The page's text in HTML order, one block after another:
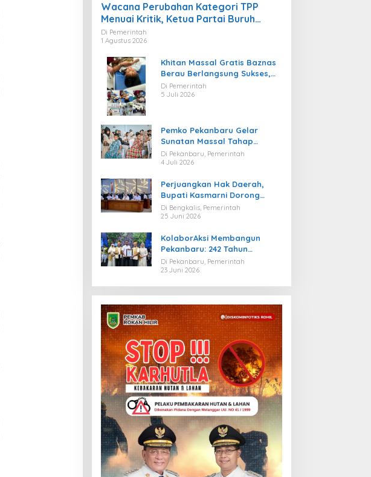
Wacana Perubahan Kategori TPP
Menuai Kritik, Ketua Partai Buruh
Kaltara Tekankan Kepatuhan Regulasi
Di Pemerintah
1 Agustus 2026
Khitan Massal Gratis Baznas
Berau Berlangsung Sukses,
Hadirkan Kebahagiaan bagi
Puluhan Anak
Di Pemerintah
5 Juli 2026
Pemko Pekanbaru Gelar
Sunatan Massal Tahap
Kedua, 100 Anak Ikuti Khitan
Gratis
Di Pekanbaru, Pemerintah
4 Juli 2026
Perjuangkan Hak Daerah,
Bupati Kasmarni Dorong
BUMD PT BLJ Diprioritaskan
Kelola Migas
Di Bengkalis, Pemerintah
25 Juni 2026
KolaborAksi Membangun
Pekanbaru: 242 Tahun
Melangkah Menuju Kota yang
Lebih Maju
Di Pekanbaru, Pemerintah
23 Juni 2026